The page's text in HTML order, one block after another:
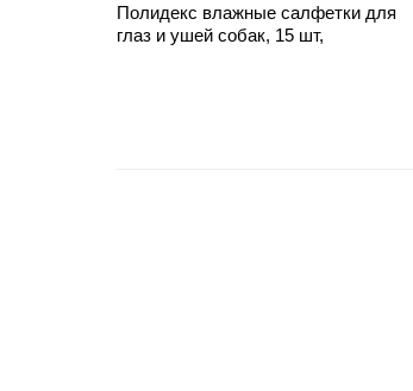
Полидекс влажные салфетки для
глаз и ушей собак, 15 шт,